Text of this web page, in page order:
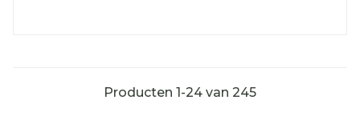
Producten 1-24 van 245